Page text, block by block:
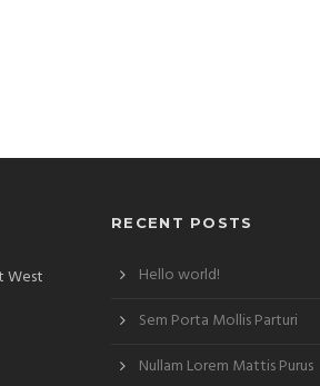
West
RECENT POSTS
Hello world!
Sem Porta Mollis Parturi
Nullam Lorem Mattis Purus